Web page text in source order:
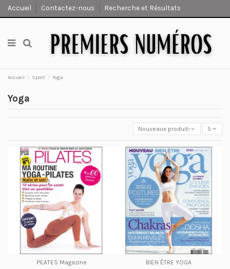
Accueil Contactez-nous Recherche et Résultats
Accueil Sport Yoga
Yoga
Nouveaux produits en premier
5
PILATES Magazine BIEN ÊTRE YOGA